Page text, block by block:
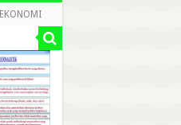
EKONOMI